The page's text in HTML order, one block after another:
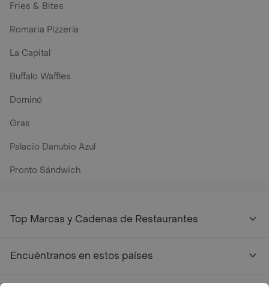
Fries & Bites
Romaria Pizzería
La Capital
Buffalo Waffles
Dominó
Gras
Palacio Danubio Azul
Pronto Sándwich
Top Marcas y Cadenas de Restaurantes
Encuéntranos en estos países